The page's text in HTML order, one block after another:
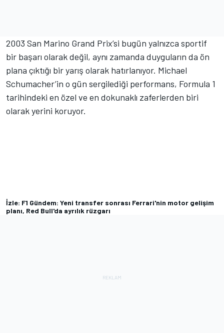
2003 San Marino Grand Prix’si bugün yalnızca sportif
bir başarı olarak değil, aynı zamanda duyguların da ön
plana çıktığı bir yarış olarak hatırlanıyor. Michael
Schumacher’in o gün sergilediği performans, Formula 1
tarihindeki en özel ve en dokunaklı zaferlerden biri
olarak yerini koruyor.
İzle: F1 Gündem: Yeni transfer sonrası Ferrari'nin motor gelişim
planı, Red Bull'da ayrılık rüzgarı